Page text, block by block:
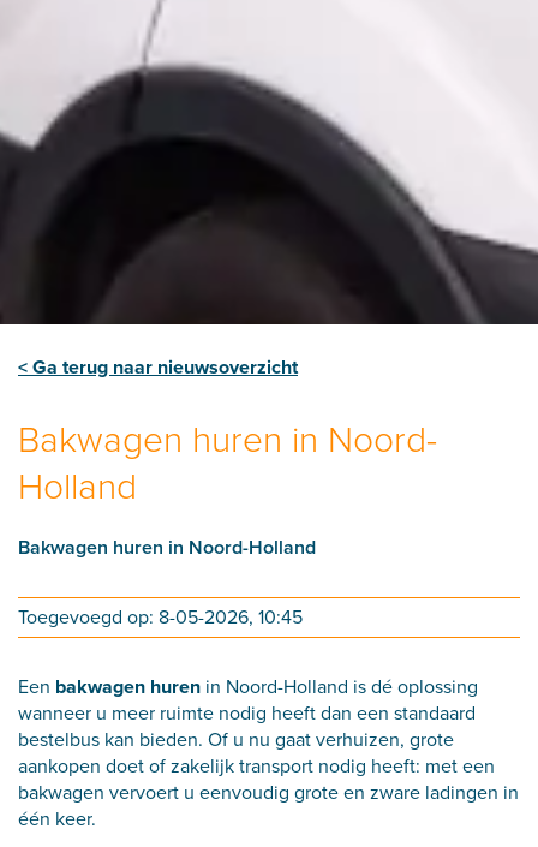
< Ga terug naar nieuwsoverzicht
Bakwagen huren in Noord-
Holland
Bakwagen huren in Noord-Holland
Toegevoegd op: 8-05-2026, 10:45
Een bakwagen huren in Noord-Holland is dé oplossing
wanneer u meer ruimte nodig heeft dan een standaard
bestelbus kan bieden. Of u nu gaat verhuizen, grote
aankopen doet of zakelijk transport nodig heeft: met een
bakwagen vervoert u eenvoudig grote en zware ladingen in
één keer.